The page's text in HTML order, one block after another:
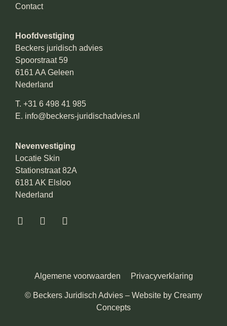
Contact
Hoofdvestiging
Beckers juridisch advies
Spoorstraat 59
6161 AA Geleen
Nederland
T. +31 6 498 41 985
E. info@beckers-juridischadvies.nl
Nevenvestiging
Locatie Skin
Stationstraat 82A
6181 AK Elsloo
Nederland
© Beckers Juridisch Advies – Website by Creamy
Concepts
Algemene voorwaarden Privacyverklaring